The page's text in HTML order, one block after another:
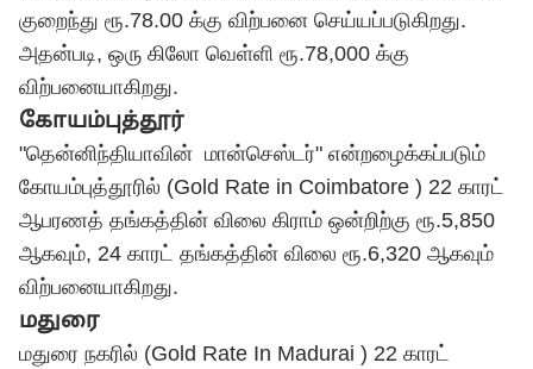
குறைந்து ரூ.78.00 க்கு விற்பனை செய்யப்படுகிறது.
அதன்படி, ஒரு கிலோ வெள்ளி ரூ.78,000 க்கு
விற்பனையாகிறது.
கோயம்புத்தூர்
"தென்னிந்தியாவின் மான்செஸ்டர்" என்றழைக்கப்படும்
கோயம்புத்தூரில் (Gold Rate in Coimbatore ) 22 காரட்
ஆபரணத் தங்கத்தின் விலை கிராம் ஒன்றிற்கு ரூ.5,850
ஆகவும், 24 காரட் தங்கத்தின் விலை ரூ.6,320 ஆகவும்
விற்பனையாகிறது.
மதுரை
மதுரை நகரில் (Gold Rate In Madurai ) 22 காரட்